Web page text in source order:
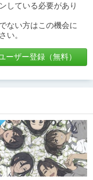
している必要があり
ない方はこの機会に
い。
ーザー登録（無料）